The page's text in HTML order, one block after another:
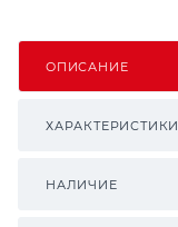
ОПИСАНИЕ
ХАРАКТЕРИСТИКИ
НАЛИЧИЕ